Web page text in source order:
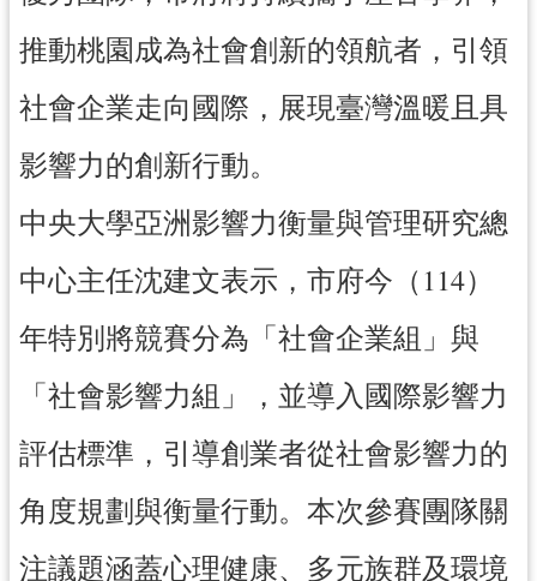
箱
桃
園
市
政
府
隱
私
權
政
策
網
站
安
全
政
推動桃園成為社會創新的領航者，引領
社會企業走向國際，展現臺灣溫暖且具
影響力的創新行動。
中央大學亞洲影響力衡量與管理研究總
中心主任沈建文表示，市府今（114）
年特別將競賽分為「社會企業組」與
「社會影響力組」，並導入國際影響力
評估標準，引導創業者從社會影響力的
角度規劃與衡量行動。本次參賽團隊關
注議題涵蓋心理健康、多元族群及環境